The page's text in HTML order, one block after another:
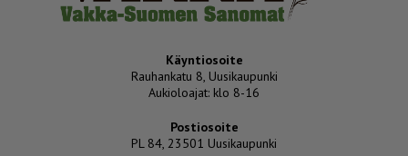
Käyntiosoite
Rauhankatu 8, Uusikaupunki
Aukioloajat: klo 8-16
Postiosoite
PL 84, 23501 Uusikaupunki